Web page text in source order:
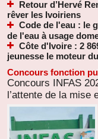
Retour d’Hervé
rêver les Ivoiriens
Code de l'eau : le
de l'eau à usage
Côte d'Ivoire : 2
jeunesse le moteur
Concours fonction
Concours INFAS
l’attente de la mise